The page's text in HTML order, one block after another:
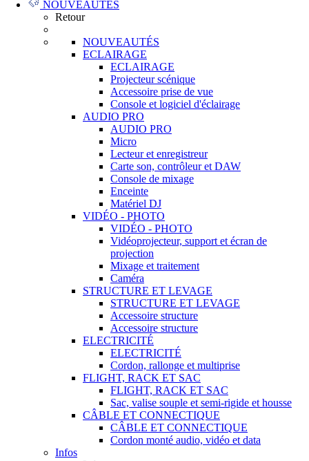
NOUVEAUTÉS
Retour
NOUVEAUTÉS
ECLAIRAGE
ECLAIRAGE
Projecteur scénique
Accessoire prise de vue
Console et logiciel d'éclairage
AUDIO PRO
AUDIO PRO
Micro
Lecteur et enregistreur
Carte son, contrôleur et DAW
Console de mixage
Enceinte
Matériel DJ
VIDÉO - PHOTO
VIDÉO - PHOTO
Vidéoprojecteur, support et écran de
projection
Mixage et traitement
Caméra
STRUCTURE ET LEVAGE
STRUCTURE ET LEVAGE
Accessoire structure
Accessoire structure
ELECTRICITÉ
ELECTRICITÉ
Cordon, rallonge et multiprise
FLIGHT, RACK ET SAC
FLIGHT, RACK ET SAC
Sac, valise souple et semi-rigide et housse
CÂBLE ET CONNECTIQUE
CÂBLE ET CONNECTIQUE
Cordon monté audio, vidéo et data
Infos